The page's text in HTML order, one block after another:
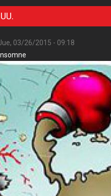
03/26/2015 - 09:18